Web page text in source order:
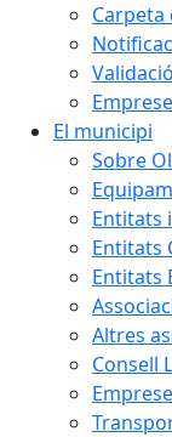
Carpeta
El municipi
Sobre
Entitats
Entitats
Entitats
Altres
Consell